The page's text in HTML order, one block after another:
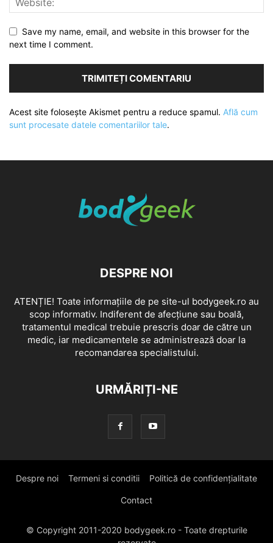
Save my name, email, and website in this browser for the
next time I comment.
Acest site folosește Akismet pentru a reduce spamul. Află cum
sunt procesate datele comentariilor tale.
DESPRE NOI
ATENȚIE! Toate informațiile de pe site-ul bodygeek.ro au
scop informativ. Indiferent de afecțiune sau boală,
tratamentul medical trebuie prescris doar de către un
medic, iar medicamentele se administrează doar la
recomandarea specialistului.
URMĂRIȚI-NE
Despre noi Termeni si conditii Politică de confidențialitate
Contact
© Copyright 2011-2020 bodygeek.ro - Toate drepturile